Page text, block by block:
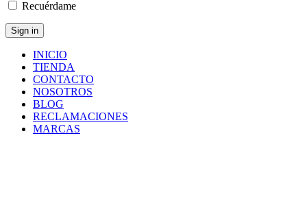
Recuérdame
INICIO
TIENDA
CONTACTO
NOSOTROS
BLOG
RECLAMACIONES
MARCAS